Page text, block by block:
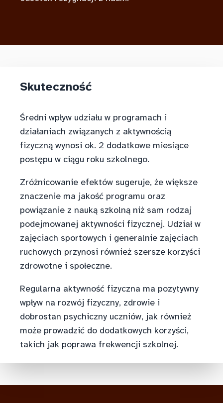
Skuteczność
Średni wpływ udziału w programach i
działaniach związanych z aktywnością
fizyczną wynosi ok. 2 dodatkowe miesiące
postępu w ciągu roku szkolnego.
Zróżnicowanie efektów sugeruje, że większe
znaczenie ma jakość programu oraz
powiązanie z nauką szkolną niż sam rodzaj
podejmowanej aktywności fizycznej. Udział w
zajęciach sportowych i generalnie zajęciach
ruchowych przynosi również szersze korzyści
zdrowotne i społeczne.
Regularna aktywność fizyczna ma pozytywny
wpływ na rozwój fizyczny, zdrowie i
dobrostan psychiczny uczniów, jak również
może prowadzić do dodatkowych korzyści,
takich jak poprawa frekwencji szkolnej.